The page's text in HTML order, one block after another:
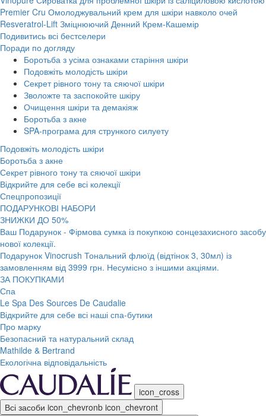
Premier Cru Омолоджувальний крем для шкіри навколо очей
Resveratrol-Lift Зміцнюючий Денний Крем-Кашемір
Подивитись всі бестселери
Поради по догляду
Боротьба з усіма ознаками старіння шкіри
Подовжіть молодість шкіри
Секрет рівного тону та сяючої шкіри
Зволожте та заспокойте шкіру
Очищення шкіри та демакіяж
Боротьба з акне
SPA-програма для стрункого силуету
Подовжіть молодість шкіри
Боротьба з акне
Секрет рівного тону та сяючої шкіри
Відкрийте для себе всі колекції
Спецпропозиції
ПОДАРУНКОВІ НАБОРИ
ЗНИЖКИ ДО 50%
Ваш Подарунок - Фірмова сумка із покупкою сонцезахисного засобу
нової колекції.
Подарунок Vinocrush Тональний флюїд (відтінок 3, 30мл) із
замовленням від 3999 грн. Несумісно з іншими акціями.
ЗА ПОКУПКАМИ
Спа
Le Spa Des Sources De Caudalie
Відкрийте для себе всі наші спа-бутики
Про марку
Безопасний та натуральний склад
Mathilde & Bertrand
Екологічна відповідальність
icon_cross
Всі засоби icon_chevronb icon_chevront